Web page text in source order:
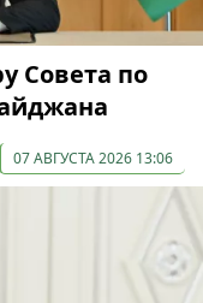
Совета по
07 АВГУСТА 2026 13:06